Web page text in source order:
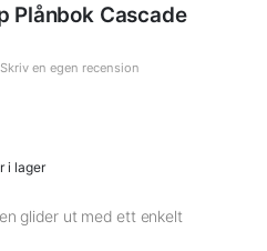
Plånbok Cascade
Skriv en egen recension
i lager
glider ut med ett enkelt